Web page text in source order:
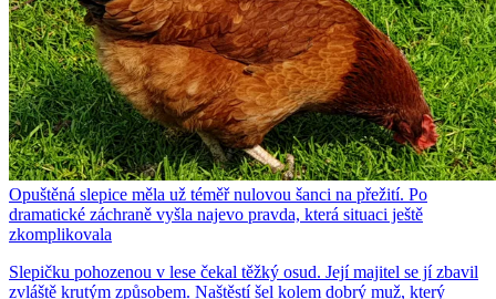
Opuštěná slepice měla už téměř nulovou šanci na přežití. Po
dramatické záchraně vyšla najevo pravda, která situaci ještě
zkomplikovala
Slepičku pohozenou v lese čekal těžký osud. Její majitel se jí zbavil
zvláště krutým způsobem. Naštěstí šel kolem dobrý muž, který